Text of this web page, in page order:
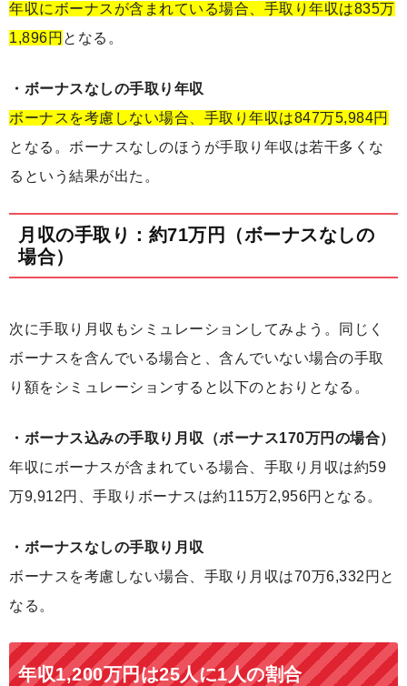
年収にボーナスが含まれている場合、手取り年収は835万
1,896円 となる。
・ボーナスなしの手取り年収
ボーナスを考慮しない場合、手取り年収は847万5,984円
となる。ボーナスなしのほうが手取り年収は若干多くな
るという結果が出た。
月収の手取り：約71万円（ボーナスなしの
場合）
次に手取り月収もシミュレーションしてみよう。同じく
ボーナスを含んでいる場合と、含んでいない場合の手取
り額をシミュレーションすると以下のとおりとなる。
・ボーナス込みの手取り月収（ボーナス170万円の場合）
年収にボーナスが含まれている場合、手取り月収は約59
万9,912円、手取りボーナスは約115万2,956円となる。
・ボーナスなしの手取り月収
ボーナスを考慮しない場合、手取り月収は70万6,332円と
なる。
年収1,200万円は25人に1人の割合